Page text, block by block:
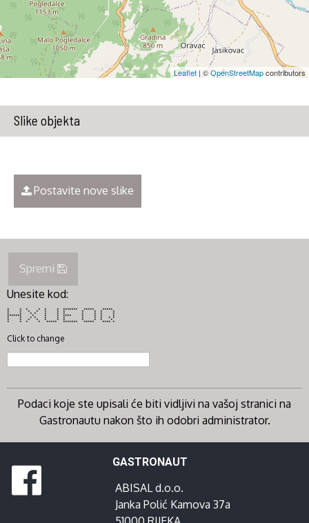
Leaflet | ©OpenStreetMapcontributors
Slike objekta
Postavite nove slike
Spremi
Unesite kod:
* * * * * * ******* ***** *****
* * * * * * * * * * *
* * * * * * * * * * *
******* * * * **** * * * *
* * * * * * * * * * * *
* * * * * * * * * * *
* * * * ***** ******* ***** **** *
Click to change
Podaci koje ste upisali će biti vidljivi na vašoj stranici na
Gastronautu nakon što ih odobri administrator.
GASTRONAUT
ABISAL d.o.o.
Janka Polić Kamova 37a